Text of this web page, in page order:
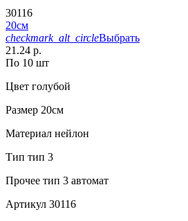
30116
20см
checkmark_alt_circleВыбрать
21.24 р.
По 10 шт
Цвет голубой
Размер 20см
Материал нейлон
Тип тип 3
Прочее тип 3 автомат
Артикул 30116